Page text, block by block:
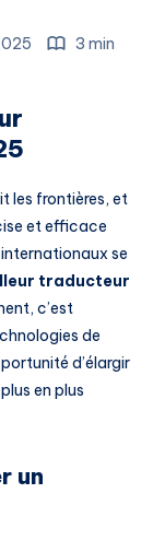
3 min
les frontières, et
et efficace
se
traducteur
c’est
de
d’élargir
en plus
un